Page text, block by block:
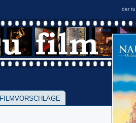
FILMVORSCHLÄGE